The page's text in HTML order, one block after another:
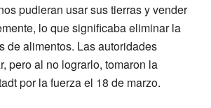
pudieran usar sus tierras y vender
lo que significaba eliminar la
de alimentos. Las autoridades
pero al no lograrlo, tomaron la
por la fuerza el 18 de marzo.